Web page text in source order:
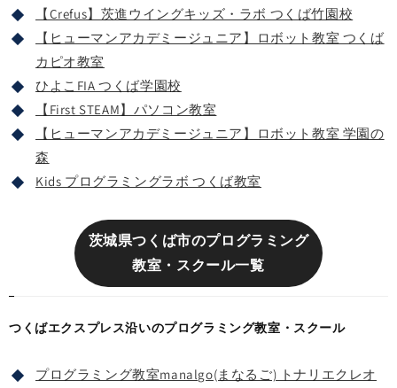
【Crefus】茨進ウイングキッズ・ラボ つくば竹園校
【ヒューマンアカデミージュニア】ロボット教室 つくば
カピオ教室
ひよこFIA つくば学園校
【First STEAM】パソコン教室
【ヒューマンアカデミージュニア】ロボット教室 学園の
森
Kids プログラミングラボ つくば教室
茨城県つくば市のプログラミング
教室・スクール一覧
つくばエクスプレス沿いのプログラミング教室・スクール
プログラミング教室manalgo(まなるご) トナリエクレオ